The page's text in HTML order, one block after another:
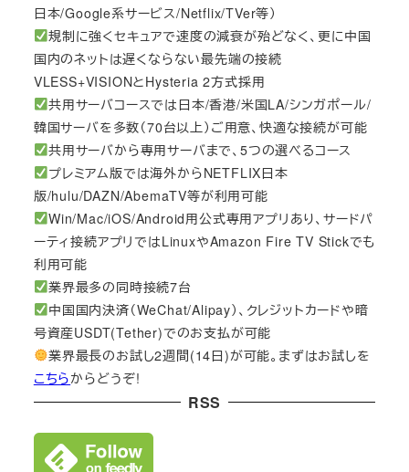
日本/Google系サービス/Netflix/TVer等）
規制に強くセキュアで速度の減衰が殆どなく、更に中国
国内のネットは遅くならない最先端の接続
VLESS+VISIONとHysteria 2方式採用
共用サーバコースでは日本/香港/米国LA/シンガポール/
韓国サーバを多数（70台以上）ご用意、快適な接続が可能
共用サーバから専用サーバまで、5つの選べるコース
プレミアム版では海外からNETFLIX日本
版/hulu/DAZN/AbemaTV等が利用可能
Win/Mac/iOS/Android用公式専用アプリあり、サードパ
ーティ接続アプリではLinuxやAmazon Fire TV Stickでも
利用可能
業界最多の同時接続7台
中国国内決済（WeChat/Alipay）、クレジットカードや暗
号資産USDT(Tether)でのお支払が可能
業界最長のお試し2週間(14日)が可能。まずはお試しを
こちらからどうぞ!
RSS